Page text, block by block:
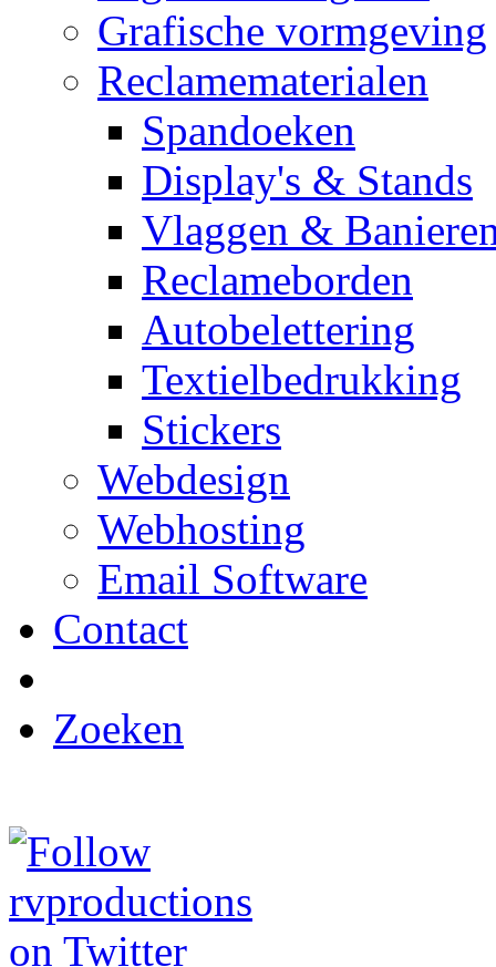
Grafische vormgeving
Reclamematerialen
Spandoeken
Display's & Stands
Vlaggen &
Reclameborden
Autobelettering
Textielbedrukking
Stickers
Webdesign
Webhosting
Email Software
Contact
Zoeken